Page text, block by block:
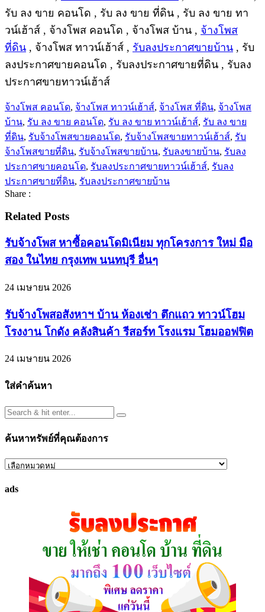
รับ ลง ขาย คอนโด , รับ ลง ขาย ที่ดิน , รับ ลง ขาย ทา
วน์เฮ้าส์ , จ้างโพส คอนโด , จ้างโพส บ้าน , จ้างโพส
ที่ดิน , จ้างโพส ทาวน์เฮ้าส์ , รับลงประกาศขายบ้าน , รับ
ลงประกาศขายคอนโด , รับลงประกาศขายที่ดิน , รับลง
ประกาศขายทาวน์เฮ้าส์
จ้างโพส คอนโด, จ้างโพส ทาวน์เฮ้าส์, จ้างโพส ที่ดิน, จ้างโพส
บ้าน, รับ ลง ขาย คอนโด, รับ ลง ขาย ทาวน์เฮ้าส์, รับ ลง ขาย
ที่ดิน, รับจ้างโพสขายคอนโด, รับจ้างโพสขายทาวน์เฮ้าส์, รับ
จ้างโพสขายที่ดิน, รับจ้างโพสขายบ้าน, รับลงขายบ้าน, รับลง
ประกาศขายคอนโด, รับลงประกาศขายทาวน์เฮ้าส์, รับลง
ประกาศขายที่ดิน, รับลงประกาศขายบ้าน
Share :
Related Posts
รับจ้างโพส หาซื้อคอนโดมิเนียม ทุกโครงการ ใหม่ มือ
สอง ในไทย กรุงเทพ นนทบุรี อื่นๆ
24 เมษายน 2026
รับจ้างโพสอสังหาฯ บ้าน ห้องเช่า ตึกแถว ทาวน์โฮม
โรงงาน โกดัง คลังสินค้า รีสอร์ท โรงแรม โฮมออฟฟิต
24 เมษายน 2026
ใส่คำค้นหา
ค้นหาทรัพย์ที่คุณต้องการ
ค้นหา
ที่
ads